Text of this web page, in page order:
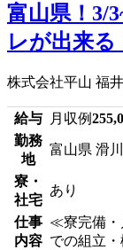
富山県！3/
レが出来る
株式会社平山 福
給与 月収例
勤務
地
富山県 滑
寮・
社宅
あり
仕事
内容
≪寮完備・
での組立